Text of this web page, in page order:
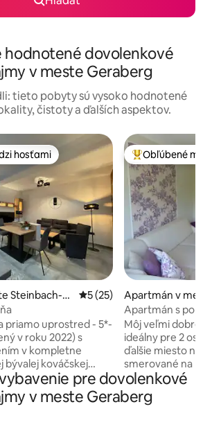
hodnotené dovolenkové
v meste Geraberg
tieto pobyty sú vysoko hodnotené
čistoty a ďalších aspektov.
hosťami
hosťami
Steinbach-H
Priemerné ohodnotenie 5
5 (25)
priamo uprostred - 5*-
v roku 2022) s
v kompletne
kováčskej
dovolenkový
- na prízemí s
2 osoby sa nachádza
Najobľúbenejšie
Obľúbené
Apartmán v
Apartmán s
okraji lesa v
Môj veľmi dobre
ideálny pre 2
ďalšie miesto na
smerované na
obývacej izbe. Na NAŠEJ SMART TV VÁM
POSKYTNEM
chytľavé večery
pre dovolenkové
v meste Geraberg